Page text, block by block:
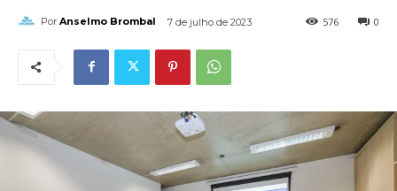
Por Anselmo Brombal 7 de julho de 2023 0
576